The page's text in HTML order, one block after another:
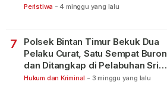
Peristiwa - 4 minggu yang lalu
7
Polsek Bintan Timur Bekuk Dua
Pelaku Curat, Satu Sempat Buron
dan Ditangkap di Pelabuhan Sri
Bintan Pura
Hukum dan Kriminal - 3 minggu yang lalu